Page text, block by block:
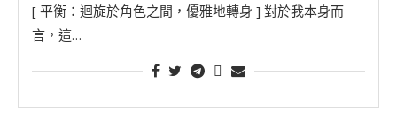
[ 平衡：迴旋於角色之間，優雅地轉身 ] 對於我本身而
言，這…